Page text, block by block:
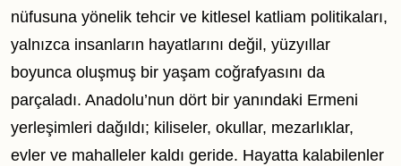
nüfusuna yönelik tehcir ve kitlesel katliam politikaları,
yalnızca insanların hayatlarını değil, yüzyıllar
boyunca oluşmuş bir yaşam coğrafyasını da
parçaladı. Anadolu’nun dört bir yanındaki Ermeni
yerleşimleri dağıldı; kiliseler, okullar, mezarlıklar,
evler ve mahalleler kaldı geride. Hayatta kalabilenler